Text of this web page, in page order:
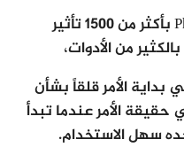
كما يتوفر برنامج Photo Film Strip بأكثر من 1500 تأثير
من الأدوات،
الأمر قلقاً بشأن
الأمر عندما تبدأ
سهل الاستخدام.